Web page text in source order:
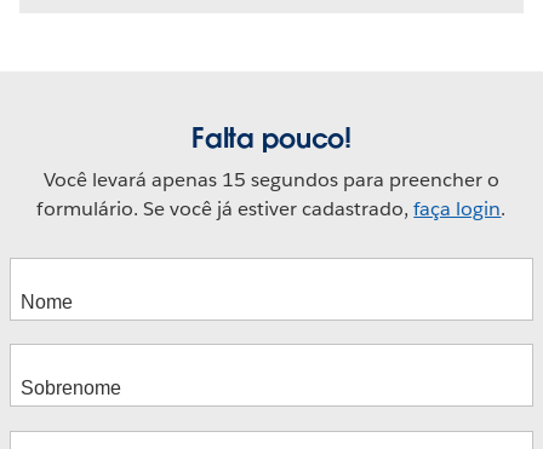
Falta pouco!
Você levará apenas 15 segundos para preencher o
formulário. Se você já estiver cadastrado,faça login.